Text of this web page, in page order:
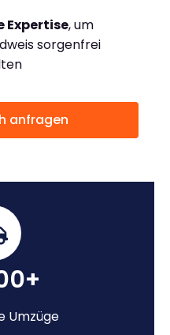
Expertise, um
sorgenfrei
anfragen
Umzüge